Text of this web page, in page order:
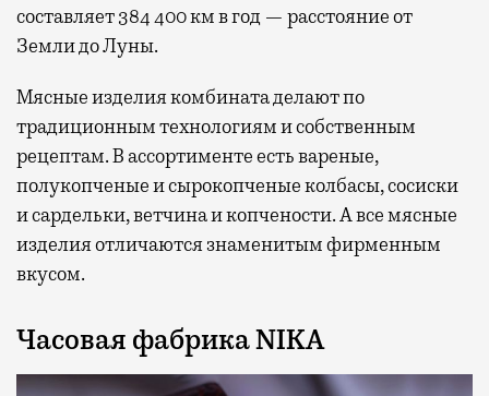
составляет 384 400 км в год — расстояние от
Земли до Луны.
Мясные изделия комбината делают по
традиционным технологиям и собственным
рецептам. В ассортименте есть вареные,
полукопченые и сырокопченые колбасы, сосиски
и сардельки, ветчина и копчености. А все мясные
изделия отличаются знаменитым фирменным
вкусом.
Часовая фабрика NIKA